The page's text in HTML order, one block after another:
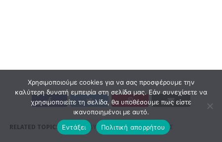
RELATED TOPICS: ΔΌΞΑ ΒΎΡΩΝΟΣ ΜΑΤΈΟ ΜΠΊΓΙΟΣ
Χρησιμοποιούμε cookies για να σας προσφέρουμε την
καλύτερη δυνατή εμπειρία στη σελίδα μας. Εάν συνεχίσετε να
χρησιμοποιείτε τη σελίδα, θα υποθέσουμε πως είστε
ικανοποιημένοι με αυτό.
Εντάξει
Πολιτική απορρήτου